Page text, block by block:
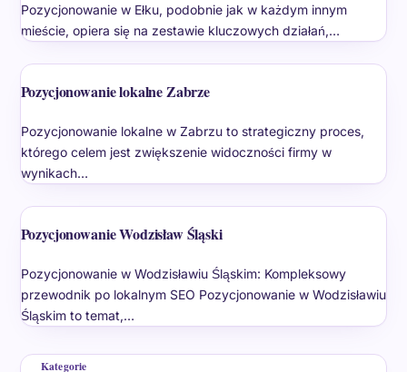
Pozycjonowanie w Ełku, podobnie jak w każdym innym
mieście, opiera się na zestawie kluczowych działań,…
Pozycjonowanie lokalne Zabrze
Pozycjonowanie lokalne w Zabrzu to strategiczny proces,
którego celem jest zwiększenie widoczności firmy w
wynikach…
Pozycjonowanie Wodzisław Śląski
Pozycjonowanie w Wodzisławiu Śląskim: Kompleksowy
przewodnik po lokalnym SEO Pozycjonowanie w Wodzisławiu
Śląskim to temat,…
Kategorie